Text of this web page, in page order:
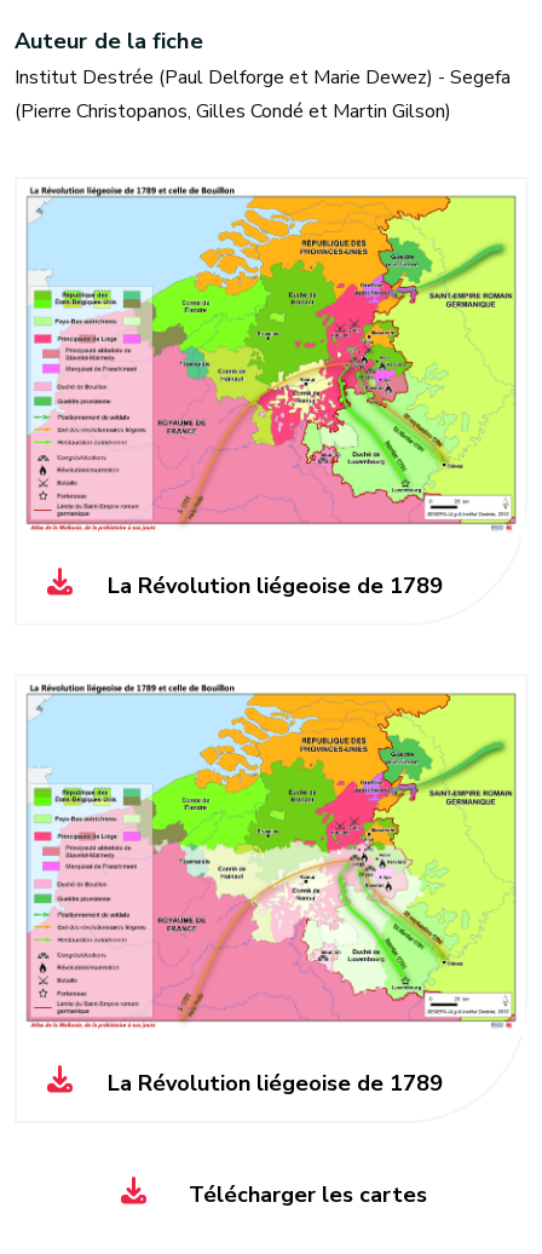
Auteur de la fiche
Institut Destrée (Paul Delforge et Marie Dewez) - Segefa
(Pierre Christopanos, Gilles Condé et Martin Gilson)
La Révolution liégeoise de 1789
La Révolution liégeoise de 1789
Télécharger les cartes